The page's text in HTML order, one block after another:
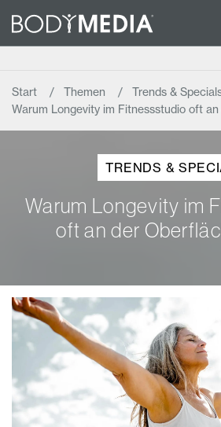
Start Themen
Trends &
Warum Longevity im Fitnessstudio oft
TRENDS &
Warum Longevity im
oft an der